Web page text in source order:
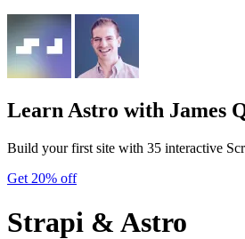
Learn Astro with James
Build your first site with 35 interactive
Get 20% off
Strapi & Astro